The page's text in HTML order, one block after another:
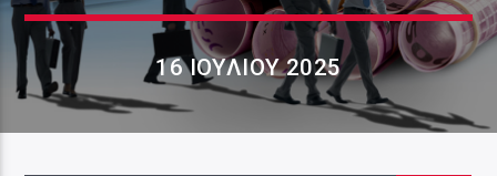
16 ΙΟΥΛΊΟΥ 2025